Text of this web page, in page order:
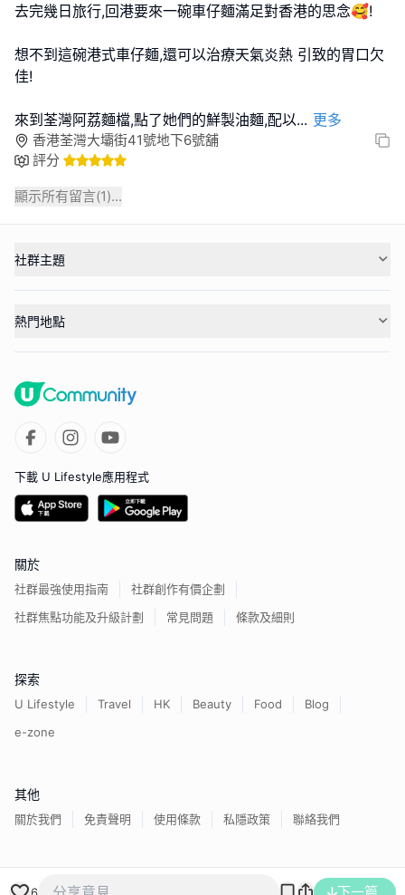
去完幾日旅行,回港要來一碗車仔麵滿足對香港的思念🥰!
想不到這碗港式車仔麵,還可以治療天氣炎熱 引致的胃口欠
佳!
來到荃灣阿荔麵檔,點了她們的鮮製油麵,配以... 更多
香港荃灣大壩街41號地下6號舖
評分
顯示所有留言(1)...
6
社群主題
熱門地點
下載 U Lifestyle應用程式
關於
社群最強使用指南
社群創作有價企劃
社群焦點功能及升級計劃
常見問題 條款及細則
探索
U Lifestyle Travel HK Beauty Food
Blog
e-zone
其他
關於我們 免責聲明 使用條款 私隱政策 聯絡我們
香港經濟日報版權所有©